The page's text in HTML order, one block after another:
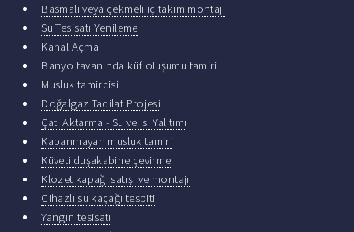
Basmalı veya çekmeli iç takım montajı
Su Tesisatı Yenileme
Kanal Açma
Banyo tavanında küf oluşumu tamiri
Musluk tamircisi
Doğalgaz Tadilat Projesi
Çatı Aktarma - Su ve Isı Yalıtımı
Kapanmayan musluk tamiri
Küveti duşakabine çevirme
Klozet kapağı satışı ve montajı
Cihazlı su kaçağı tespiti
Yangın tesisatı